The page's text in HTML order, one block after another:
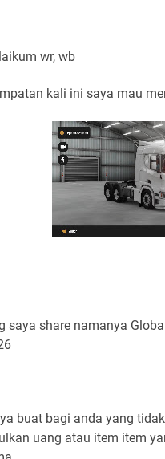
wr, wb
kali ini saya mau
saya share namanya
buat bagi anda yang
uang atau item item